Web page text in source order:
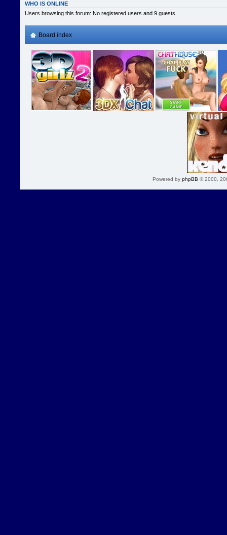
WHO IS ONLINE
Users browsing this forum: No registered users and 9 guests
Board index
Powered by phpBB © 2000,